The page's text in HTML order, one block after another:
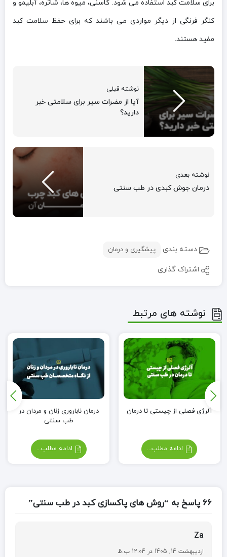
برای سلامت کبد استفاده می شود. کاسنی، میوه ها، شاتره، آبلیمو و
کنگر فرنگی از دیگر مواردی می باشند که برای حفظ سلامت کبد
مفید هستند.
نوشته قبلی
آیا از مضرات سیر برای سلامتی خبر
دارید؟
نوشته بعدی
درمان جوش کبدی در طب سنتی
دسته بندی پیشگیری و درمان
اشتراک گذاری
نوشته های مرتبط
آلرژی فصلی از چیستی تا درمان
ادامه مطلب...
درمان ناباروری زنان و مردان در
طب سنتی
ادامه مطلب...
66 پاسخ به “روش های پاکسازی کبد در طب سنتی”
Za
اردیبهشت 14, 1405 در 12:04 ب.ظ